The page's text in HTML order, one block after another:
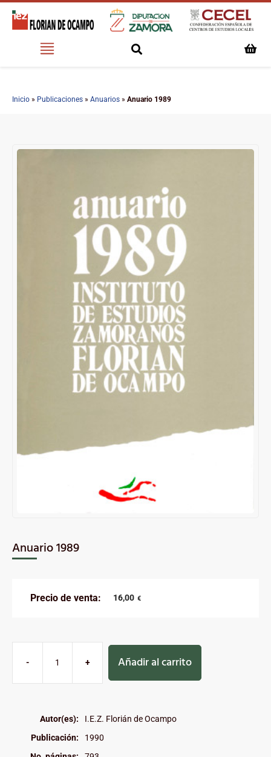
Inicio » Publicaciones » Anuarios » Anuario 1989
Anuario 1989
Precio de venta: 16,00 €
- + Añadir al carrito
Autor(es):
I.E.Z. Florián de Ocampo
Publicación:
1990